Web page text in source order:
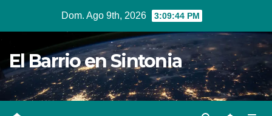
Dom. Ago 9th, 2026 3:09:45 PM
El Barrio en Sintonia